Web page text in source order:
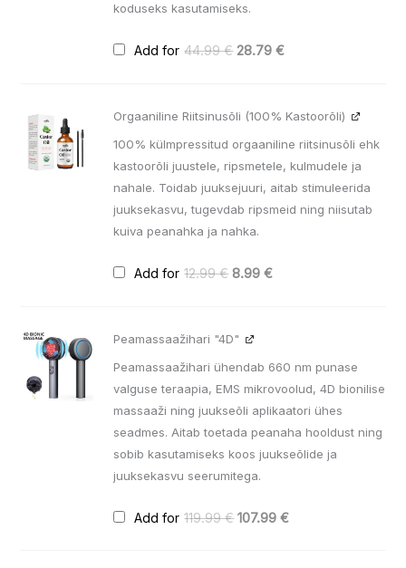
koduseks kasutamiseks.
Add for 44.99€ 28.79€
Orgaaniline Riitsinusõli (100% Kastoorõli)
100% külmpressitud orgaaniline riitsinusõli ehk
kastoorõli juustele, ripsmetele, kulmudele ja
nahale. Toidab juuksejuuri, aitab stimuleerida
juuksekasvu, tugevdab ripsmeid ning niisutab
kuiva peanahka ja nahka.
Add for 12.99€
Algne
hind
12.99 €.
8.99€
Praegune
hind
8.99 €.
Peamassaažihari "4D"
Peamassaažihari ühendab 660 nm punase
valguse teraapia, EMS mikrovoolud, 4D bionilise
massaaži ning juukseõli aplikaatori ühes
seadmes. Aitab toetada peanaha hooldust ning
sobib kasutamiseks koos juukseõlide ja
juuksekasvu seerumitega.
Add for 119.99€
Algne
hind
119.99 €.
107.99€
107.99 €.